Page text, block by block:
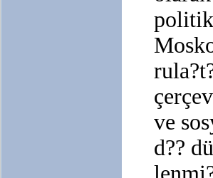
ve
d??